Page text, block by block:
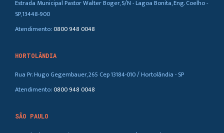
Estrada Municipal Pastor Walter Boger, S/N - Lagoa Bonita, Eng. Coelho -
SP, 13448-900
Atendimento:0800 948 0048
HORTOLÂNDIA
Rua Pr. Hugo Gegembauer, 265 Cep 13184-010 / Hortolândia - SP
Atendimento:0800 948 0048
SÃO PAULO